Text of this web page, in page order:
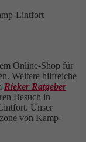
Lintfort
Online-Shop für
Weitere hilfreiche
Rieker Ratgeber
Besuch in
Unser
von Kamp-